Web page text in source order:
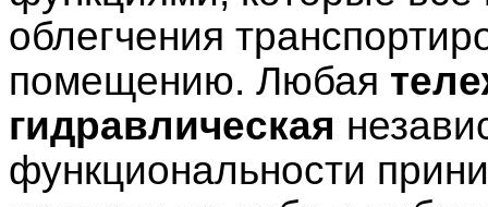
облегчения
помещению. Любая
гидравлическая
функциональности